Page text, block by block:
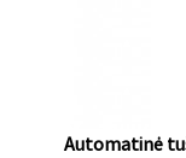
Automatinė